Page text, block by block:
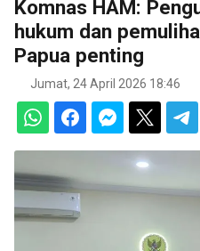
Komnas HAM:
hukum dan
Papua penting
Jumat, 24 April 2026 18:46